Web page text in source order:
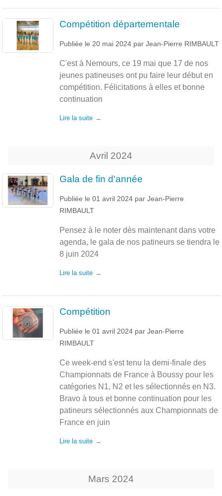
Compétition départementale
Publiée le 20 mai 2024 par Jean-Pierre RIMBAULT
C'est à Nemours, ce 19 mai que 17 de nos
jeunes patineuses ont pu faire leur début en
compétition. Félicitations à elles et bonne
continuation
Lire la suite
Avril 2024
Gala de fin d'année
Publiée le 01 avril 2024 par Jean-Pierre
RIMBAULT
Pensez à le noter dès maintenant dans votre
agenda, le gala de nos patineurs se tiendra le
8 juin 2024
Lire la suite
Compétition
Publiée le 01 avril 2024 par Jean-Pierre
RIMBAULT
Ce week-end s'est tenu la demi-finale des
Championnats de France à Boussy pour les
catégories N1, N2 et les sélectionnés en N3.
Bravo à tous et bonne continuation pour les
patineurs sélectionnés aux Championnats de
France en juin
Lire la suite
Mars 2024